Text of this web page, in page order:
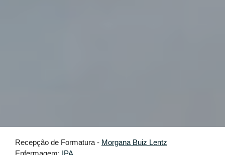
Recepção de Formatura - Morgana Buiz Lentz
Enfermagem; IPA